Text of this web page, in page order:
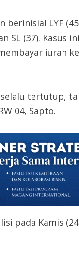
LYF
SL (37).
iuran
tertutup,
04, Sapto.
pada Kamis